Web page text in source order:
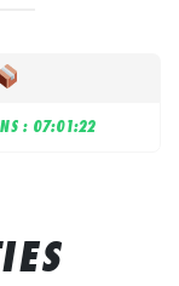
: 07:01:21